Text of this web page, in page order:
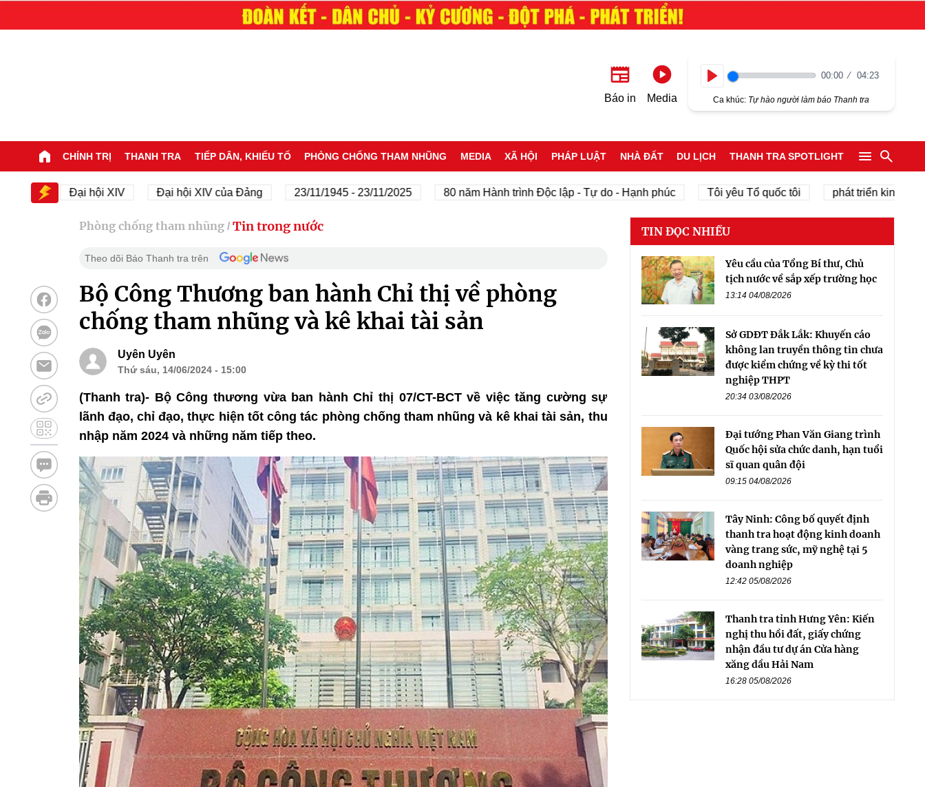
Báo in Media
00:00 04:23
Ca khúc: Tự hào người làm báo Thanh tra
CHÍNH TRỊ THANH TRA TIẾP DÂN, KHIẾU TỐ PHÒNG CHỐNG THAM NHŨNG MEDIA XÃ HỘI PHÁP LUẬT NHÀ ĐẤT DU LỊCH THANH TRA SPOTLIGHT
Đại hội XIV Đại hội XIV của Đảng 23/11/1945 - 23/11/2025 80 năm Hành trình Độc lập - Tự do - Hạnh phúc Tôi yêu Tổ quốc tôi phát triển kinh tế tư
Phòng chống tham nhũng / Tin trong nước
Theo dõi Báo Thanh tra trên
Bộ Công Thương ban hành Chỉ thị về phòng
chống tham nhũng và kê khai tài sản
Uyên Uyên
Thứ sáu, 14/06/2024 - 15:00
(Thanh tra)- Bộ Công thương vừa ban hành Chỉ thị 07/CT-BCT về việc tăng cường sự
lãnh đạo, chỉ đạo, thực hiện tốt công tác phòng chống tham nhũng và kê khai tài sản, thu
nhập năm 2024 và những năm tiếp theo.
TIN ĐỌC NHIỀU
Yêu cầu của Tổng Bí thư, Chủ
tịch nước về sắp xếp trường học
13:14 04/08/2026
Sở GDĐT Đắk Lắk: Khuyến cáo
không lan truyền thông tin chưa
được kiểm chứng về kỳ thi tốt
nghiệp THPT
20:34 03/08/2026
Đại tướng Phan Văn Giang trình
Quốc hội sửa chức danh, hạn tuổi
sĩ quan quân đội
09:15 04/08/2026
Tây Ninh: Công bố quyết định
thanh tra hoạt động kinh doanh
vàng trang sức, mỹ nghệ tại 5
doanh nghiệp
12:42 05/08/2026
Thanh tra tỉnh Hưng Yên: Kiến
nghị thu hồi đất, giấy chứng
nhận đầu tư dự án Cửa hàng
xăng dầu Hải Nam
16:28 05/08/2026